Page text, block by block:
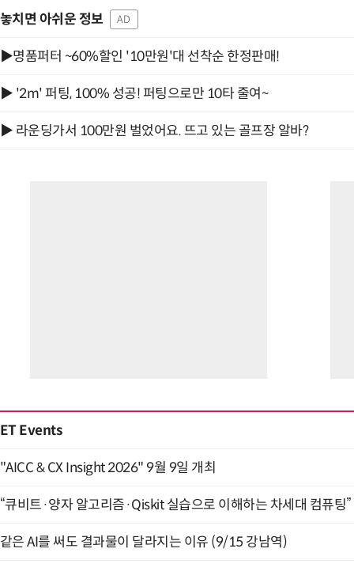
놓치면 아쉬운 정보 AD
▶명품퍼터 ~60%할인 '10만원'대 선착순 한정판매!
▶ '2m' 퍼팅, 100% 성공! 퍼팅으로만 10타 줄여~
▶ 라운딩가서 100만원 벌었어요. 뜨고 있는 골프장 알바?
ET Events
"AICC & CX Insight 2026" 9월 9일 개최
“큐비트·양자 알고리즘·Qiskit 실습으로 이해하는 차세대 컴퓨팅
같은 AI를 써도 결과물이 달라지는 이유 (9/15 강남역)